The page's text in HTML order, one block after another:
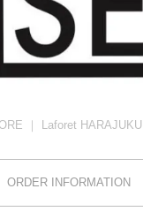
｜ Laforet HARAJUKU
ORDER INFORMATION